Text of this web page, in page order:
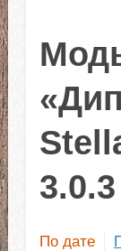
3.0.3
По дате